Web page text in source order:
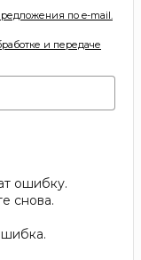
по e-mail.
и передаче
ошибку.
снова.